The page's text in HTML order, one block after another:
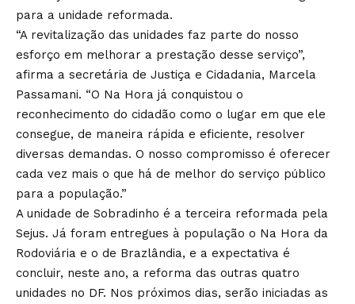
para a unidade reformada.
“A revitalização das unidades faz parte do nosso
esforço em melhorar a prestação desse serviço”,
afirma a secretária de Justiça e Cidadania, Marcela
Passamani. “O Na Hora já conquistou o
reconhecimento do cidadão como o lugar em que ele
consegue, de maneira rápida e eficiente, resolver
diversas demandas. O nosso compromisso é oferecer
cada vez mais o que há de melhor do serviço público
para a população.”
A unidade de Sobradinho é a terceira reformada pela
Sejus. Já foram entregues à população o Na Hora da
Rodoviária e o de Brazlândia, e a expectativa é
concluir, neste ano, a reforma das outras quatro
unidades no DF. Nos próximos dias, serão iniciadas as